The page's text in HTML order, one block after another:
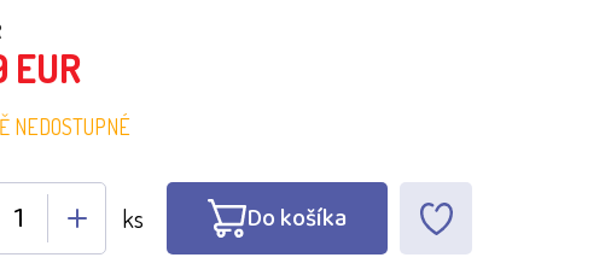
EUR
NEDOSTUPNÉ
ks Do košíka